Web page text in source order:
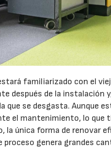
familiarizado con el
después de la
que se desgasta. Aunque
el mantenimiento, lo
la única forma de renovar
genera grandes